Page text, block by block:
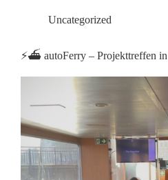
Uncategorized
⚡️⛴️ autoFerry – Projekttreffen in